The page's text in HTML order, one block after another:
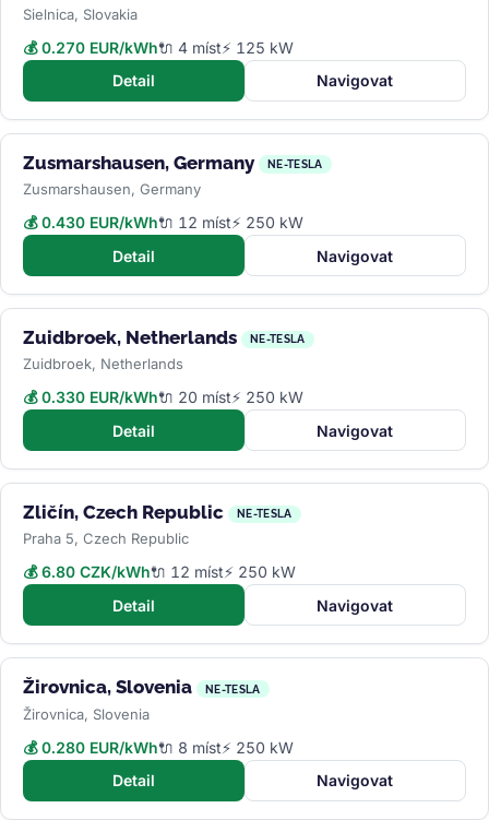
Sielnica, Slovakia
💰 0.270 EUR/kWh🔌 4 míst⚡ 125 kW
Detail
Navigovat
Zusmarshausen, Germany NE-TESLA
Zusmarshausen, Germany
💰 0.430 EUR/kWh🔌 12 míst⚡ 250 kW
Detail
Navigovat
Zuidbroek, Netherlands NE-TESLA
Zuidbroek, Netherlands
💰 0.330 EUR/kWh🔌 20 míst⚡ 250 kW
Detail
Navigovat
Zličín, Czech Republic NE-TESLA
Praha 5, Czech Republic
💰 6.80 CZK/kWh🔌 12 míst⚡ 250 kW
Detail
Navigovat
Žirovnica, Slovenia NE-TESLA
Žirovnica, Slovenia
💰 0.280 EUR/kWh🔌 8 míst⚡ 250 kW
Detail
Navigovat